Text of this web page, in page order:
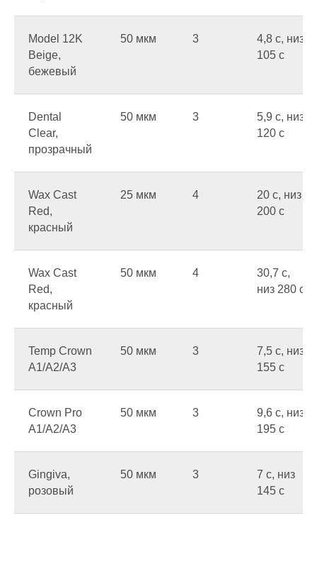
Model 12K
Beige,
бежевый
50 мкм 3
4,8 c, низ
105 c
Dental
Clear,
прозрачный
50 мкм 3
5,9 c, низ
120 c
Wax Cast
Red,
красный
25 мкм 4
20 c, низ
200 c
Wax Cast
Red,
красный
50 мкм 4
30,7 c,
низ 280 c
Temp Crown
A1/A2/A3
50 мкм 3
7,5 c, низ
155 c
Crown Pro
A1/A2/A3
50 мкм 3
9,6 c, низ
195 c
Gingiva,
розовый
50 мкм 3
7 c, низ
145 c